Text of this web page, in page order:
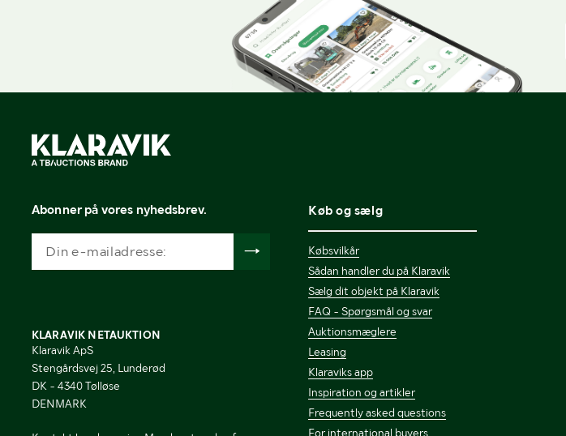
Abonner på vores nyhedsbrev.
KLARAVIK NETAUKTION
Klaravik ApS
Stengårdsvej 25, Lunderød
DK - 4340 Tølløse
DENMARK
Køb og sælg
Købsvilkår
Sådan handler du på Klaravik
Sælg dit objekt på Klaravik
FAQ - Spørgsmål og svar
Auktionsmæglere
Leasing
Klaraviks app
Inspiration og artikler
Frequently asked questions
For international buyers